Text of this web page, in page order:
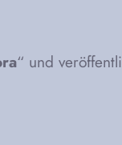
“ und